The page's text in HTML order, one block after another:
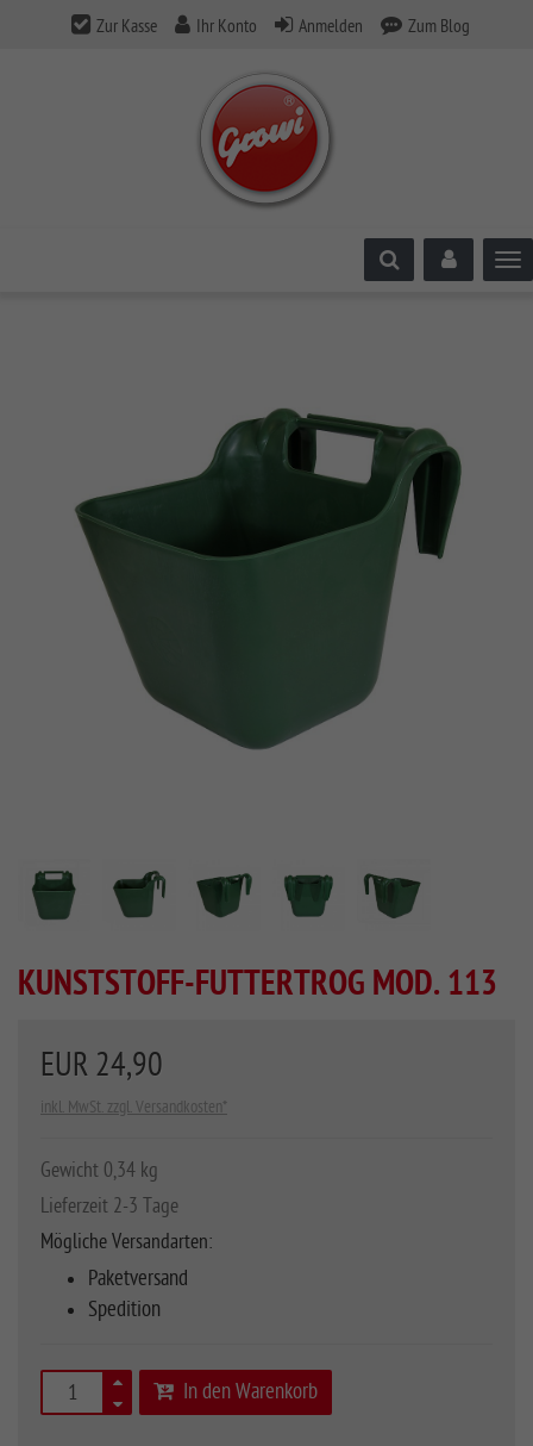
Zur Kasse Ihr Konto Anmelden Zum Blog
KUNSTSTOFF-FUTTERTROG MOD. 113
EUR 24,90
inkl. MwSt. zzgl. Versandkosten*
Gewicht 0,34 kg
Lieferzeit 2-3 Tage
Mögliche Versandarten:
Paketversand
Spedition
In den Warenkorb